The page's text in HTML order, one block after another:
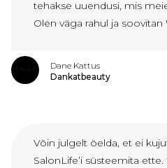
tehakse uuendusi, mis
Olen väga rahul ja soovitan
Dane Kattus
Dankatbeauty
Võin julgelt öelda, et ei
SalonLife’i süsteemita